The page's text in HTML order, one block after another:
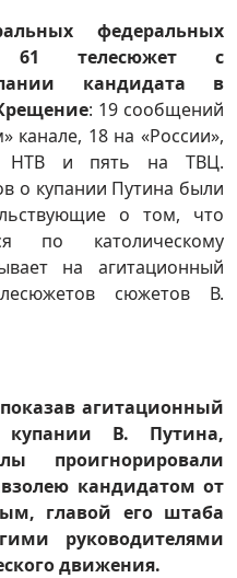
федеральных
61 телесюжет с
кандидата в
: 19 сообщений
канале, 18 на «России»,
НТВ и пять на ТВЦ.
о купании Путина были
о том, что
по католическому
на агитационный
сюжетов В.
показав агитационный
В. Путина,
проигнорировали
кандидатом от
главой его штаба
руководителями
движения.